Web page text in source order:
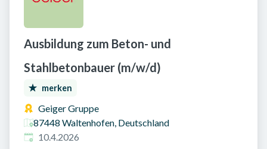
Ausbildung zum Beton- und
Stahlbetonbauer (m/w/d)
merken
Geiger Gruppe
87448 Waltenhofen, Deutschland
Veröffentlicht am
10.4.2026